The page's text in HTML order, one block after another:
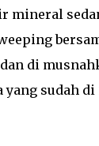
mineral
di
sudah